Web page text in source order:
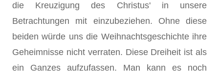
die Kreuzigung des Christus' in unsere
Betrachtungen mit einzubeziehen. Ohne diese
beiden würde uns die Weihnachtsgeschichte ihre
Geheimnisse nicht verraten. Diese Dreiheit ist als
ein Ganzes aufzufassen. Man kann es noch